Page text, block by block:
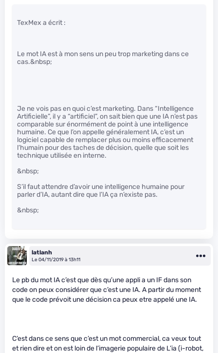
TexMex a écrit :
Le mot IA est à mon sens un peu trop marketing dans ce
cas.&nbsp;
Je ne vois pas en quoi c’est marketing. Dans “Intelligence
Artificielle”, il y a “artificiel”, on sait bien que une IA n’est pas
comparable sur énormément de point à une intelligence
humaine. Ce que l’on appelle généralement IA, c’est un
logiciel capable de remplacer plus ou moins efficacement
l’humain pour des taches de décision, quelle que soit les
technique utilisée en interne.
&nbsp;
S’il faut attendre d’avoir une intelligence humaine pour
parler d’IA, autant dire que l’IA ça n’existe pas.
&nbsp;
latlanh
Le 04/11/2019 à 13h11
Le pb du mot IA c’est que dès qu’une appli a un IF dans son
code on peux considérer que c’est une IA. A partir du moment
que le code prévoit une décision ca peux etre appelé une IA.
C’est dans ce sens que c’est un mot commercial, ca veux tout
et rien dire et on est loin de l’imagerie populaire de L’ia (i-robot,